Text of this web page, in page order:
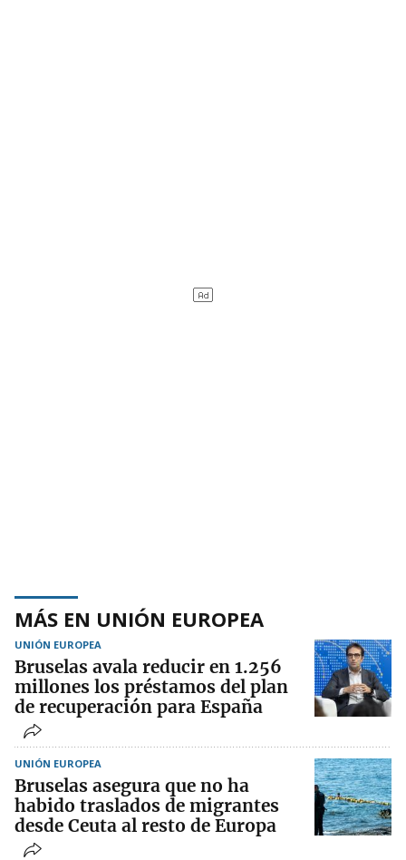
MÁS EN UNIÓN EUROPEA
UNIÓN EUROPEA
Bruselas avala reducir en 1.256
millones los préstamos del plan
de recuperación para España
UNIÓN EUROPEA
Bruselas asegura que no ha
habido traslados de migrantes
desde Ceuta al resto de Europa